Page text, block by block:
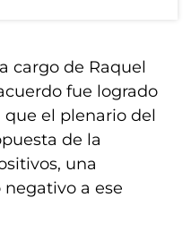
cargo de Raquel
fue logrado
que el plenario del
de la
una
a ese